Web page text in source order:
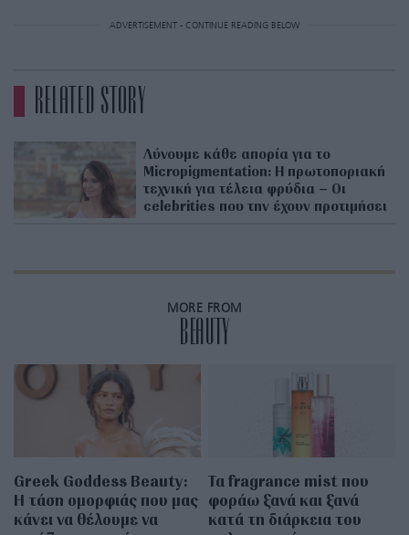
ADVERTISEMENT - CONTINUE READING BELOW
RELATED STORY
Λύνουμε κάθε απορία για το
Micropigmentation: Η πρωτοποριακή
τεχνική για τέλεια φρύδια – Οι
celebrities που την έχουν προτιμήσει
MORE FROM
BEAUTY
Greek Goddess Beauty:
Η τάση ομορφιάς που μας
κάνει να θέλουμε να
Τα fragrance mist που
φοράω ξανά και ξανά
κατά τη διάρκεια του